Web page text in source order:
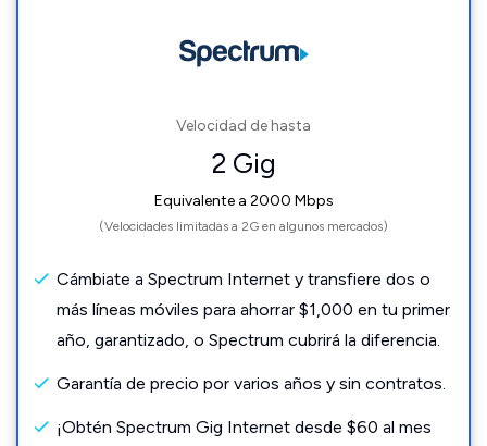
Velocidad de hasta
2 Gig
Equivalente a 2000 Mbps
(Velocidades limitadas a 2G en algunos mercados)
Cámbiate a Spectrum Internet y transfiere dos o
más líneas móviles para ahorrar $1,000 en tu primer
año, garantizado, o Spectrum cubrirá la diferencia.
Garantía de precio por varios años y sin contratos.
¡Obtén Spectrum Gig Internet desde $60 al mes